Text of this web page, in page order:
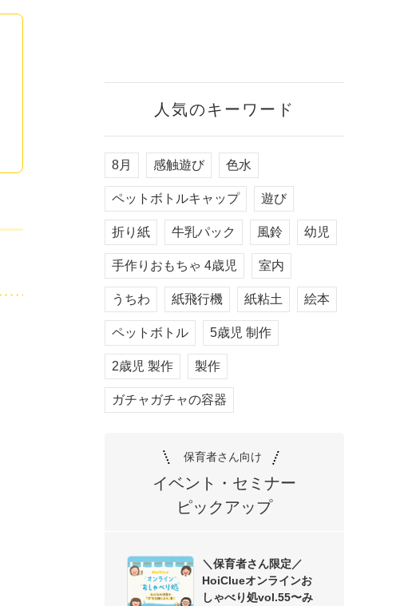
人気のキーワード
8月 感触遊び 色水
ペットボトルキャップ 遊び
折り紙 牛乳パック 風鈴 幼児
手作りおもちゃ 4歳児 室内
うちわ 紙飛行機 紙粘土 絵本
ペットボトル 5歳児 制作
2歳児 製作 製作
ガチャガチャの容器
保育者さん向け
イベント・セミナー
ピックアップ
＼保育者さん限定／
HoiClueオンラインお
しゃべり処vol.55〜み